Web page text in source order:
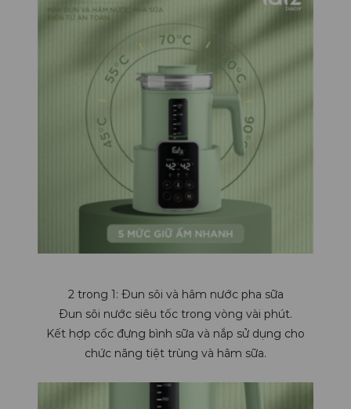
2 trong 1: Đun sôi và hâm nước pha sữa
Đun sôi nước siêu tốc trong vòng vài phút.
Kết hợp cốc đựng bình sữa và nắp sử dụng cho
chức năng tiệt trùng và hâm sữa.